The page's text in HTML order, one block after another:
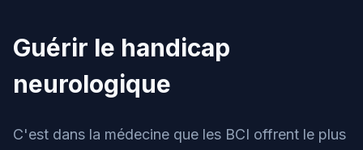
Guérir le handicap
neurologique
C'est dans la médecine que les BCI offrent le plus